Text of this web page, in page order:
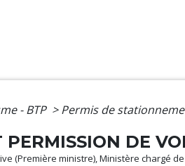
- BTP > Permis de
DE
(Première ministre), Ministère chargé